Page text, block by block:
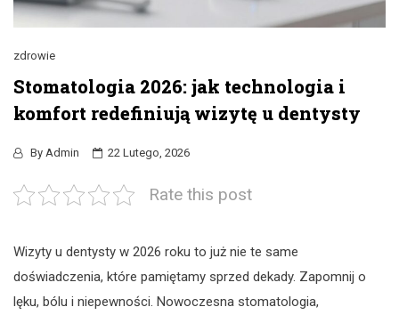
zdrowie
Stomatologia 2026: jak technologia i
komfort redefiniują wizytę u dentysty
By Admin 22 Lutego, 2026
Rate this post
Wizyty u dentysty w 2026 roku to już nie te same
doświadczenia, które pamiętamy sprzed dekady. Zapomnij o
lęku, bólu i niepewności. Nowoczesna stomatologia,